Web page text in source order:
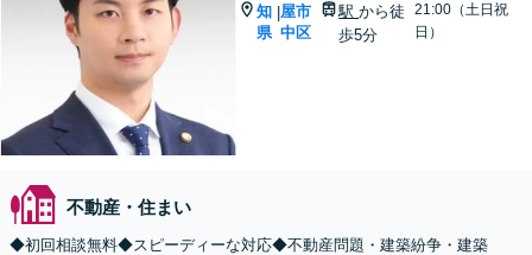
知
県
|屋市
中区
駅から徒
歩5分
21:00（土日祝
日）
不動産・住まい
◆初回相談無料◆スピーディーな対応◆不動産問題・建築紛争・建築